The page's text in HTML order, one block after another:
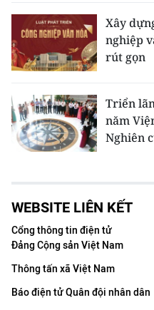
Xây
nghiệp
rút gọn
Triển
năm
Nghiên
WEBSITE LIÊN KẾT
Cổng thông tin điện tử
Đảng Cộng sản Việt Nam
Thông tấn xã Việt Nam
Báo điện tử Quân đội nhân dân